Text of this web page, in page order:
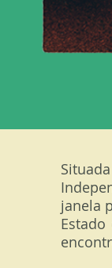
janela